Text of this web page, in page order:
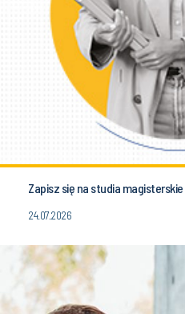
Zapisz się na studia
24.07.2026